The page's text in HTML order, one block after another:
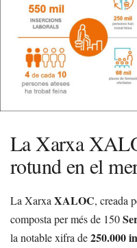
La Xarxa
rotund en el
La Xarxa XALOC, creada
composta per més de 150
la notable xifra de250.000